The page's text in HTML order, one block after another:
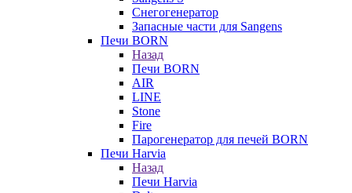
Снегогенератор
Запасные части для Sangens
Печи BORN
Назад
Печи BORN
AIR
LINE
Stone
Fire
Парогенератор для печей BORN
Печи Harvia
Назад
Печи Harvia